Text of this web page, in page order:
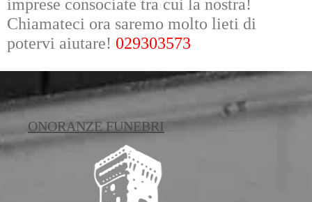
imprese consociate tra cui la nostra!
Chiamateci ora saremo molto lieti di
potervi aiutare! 029303573
ONORANZE FUNEBRI